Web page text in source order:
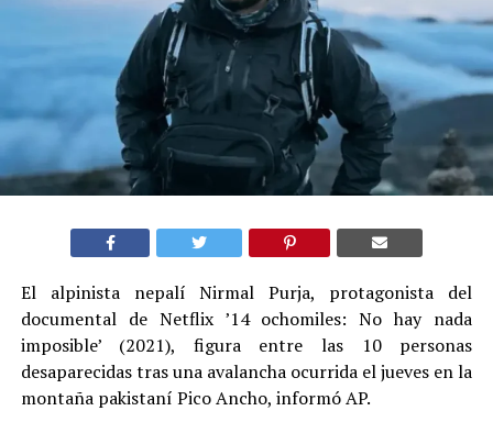
El alpinista nepalí Nirmal Purja, protagonista del
documental de Netflix ’14 ochomiles: No hay nada
imposible’ (2021), figura entre las 10 personas
desaparecidas tras una avalancha ocurrida el jueves en la
montaña pakistaní Pico Ancho, informó AP.